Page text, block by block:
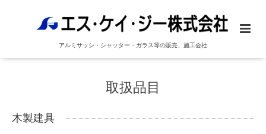
アルミサッシ・シャッター・ガラス等の販売、施工会社
取扱品目
木製建具